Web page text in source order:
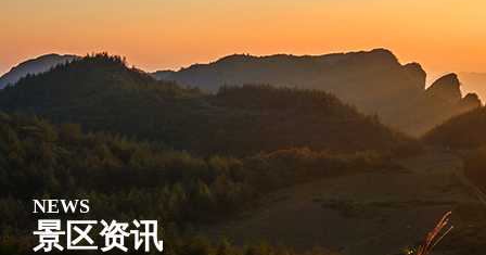
NEWS
景区资讯